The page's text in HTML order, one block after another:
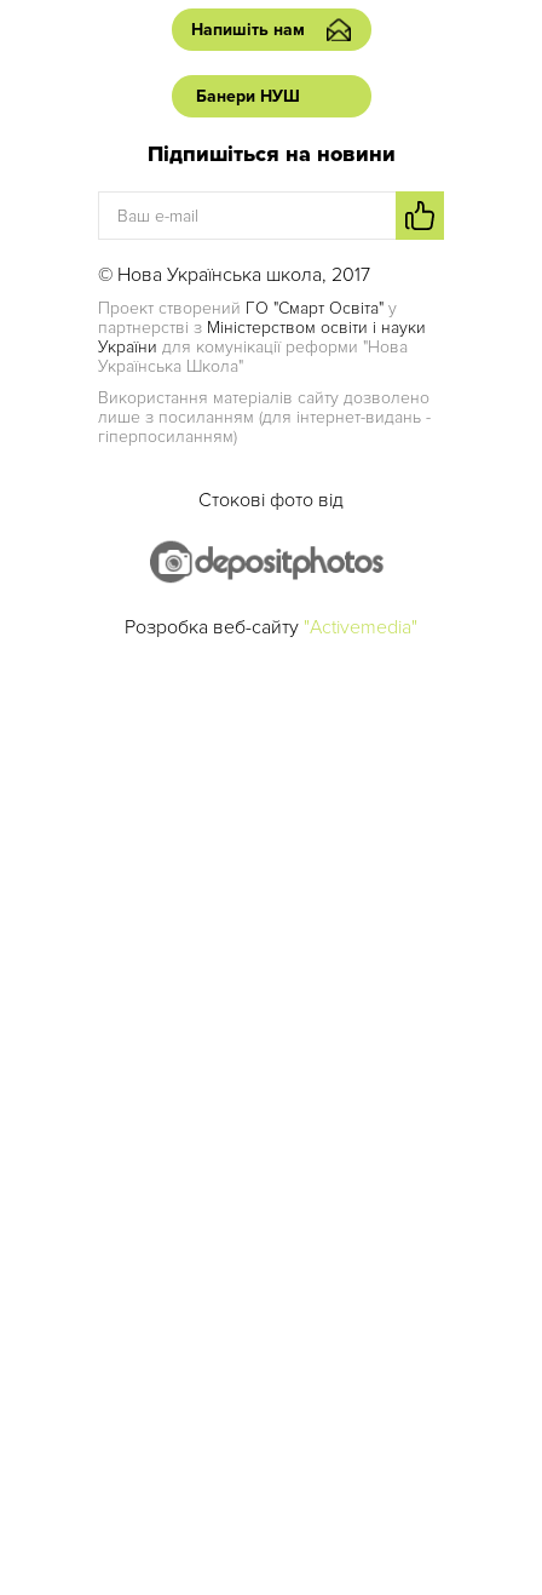
Напишіть нам
Банери НУШ
Підпишіться на новини
© Нова Українська школа, 2017
Проект створений ГО "Смарт Освіта" у
партнерстві з Міністерством освіти і науки
України для комунікації реформи "Нова
Українська Школа"
Використання матеріалів сайту дозволено
лише з посиланням (для інтернет-видань -
гіперпосиланням)
Стокові фото від
Розробка веб-сайту "Activemedia"